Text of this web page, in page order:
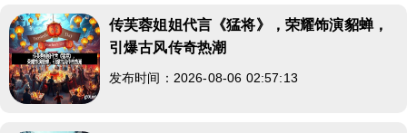
传芙蓉姐姐代言《猛将》，荣耀饰演貂蝉，
引爆古风传奇热潮
发布时间：2026-08-06 02:57:13